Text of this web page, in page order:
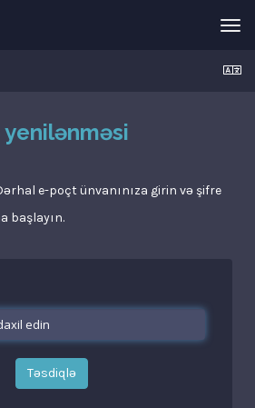
e-poçt ünvanınıza girin və şifre
başlayın.
Təsdiqlə